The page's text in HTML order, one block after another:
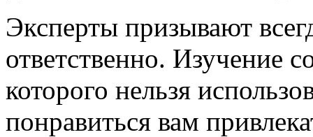
Эксперты призывают
ответственно. Изучение
которого нельзя
понравиться вам